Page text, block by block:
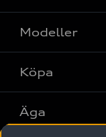
Modeller
Alla modeller
Elbilar
Köpa
Privaterbjudanden
Äga